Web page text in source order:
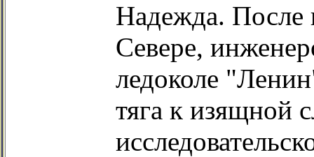
Надежда. После
Севере,
ледоколе
тяга к изящной